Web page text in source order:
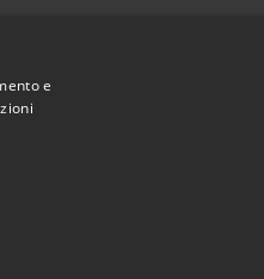
Torinese • Powered by
e